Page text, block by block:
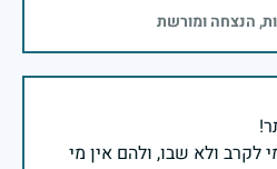
הנצחה ומורשת
לקרב ולא שבו, ולהם אין מי